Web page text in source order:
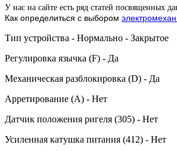
У нас на сайте есть ряд статей посвященных
Как определиться с выбором
Тип устройства - Нормально - Закрытое
Регулировка язычка (F) - Да
Механическая разблокировка (D) - Да
Арретирование (A) - Нет
Датчик положения ригеля (305) - Нет
Усиленная катушка питания (412) - Нет